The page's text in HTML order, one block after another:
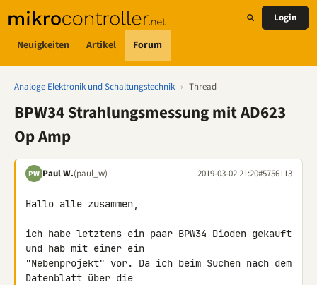
Neuigkeiten Artikel Forum
Login
Analoge Elektronik und Schaltungstechnik › Thread
BPW34 Strahlungsmessung mit AD623
Op Amp
PW Paul W.(paul_w) 2019-03-02 21:20#5756113
Hallo alle zusammen,
ich habe letztens ein paar BPW34 Dioden gekauft
und hab mit einer ein
"Nebenprojekt" vor. Da ich beim Suchen nach dem
Datenblatt über die